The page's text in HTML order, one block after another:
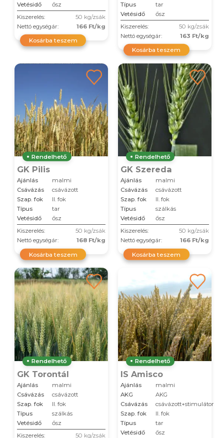
Vetésidő
ősz
Kiszerelés:
50 kg/zsák
Nettó egységár:
166 Ft/kg
Kosárba teszem
Típus
tar
Vetésidő
ősz
Kiszerelés:
50 kg/zsák
Nettó egységár:
163 Ft/kg
Kosárba teszem
Rendelhető
GK Pilis
Ajánlás
malmi
Csávázás
csávázott
Szap. fok
II. fok
Típus
tar
Vetésidő
ősz
Kiszerelés:
50 kg/zsák
Nettó egységár:
168 Ft/kg
Kosárba teszem
Rendelhető
GK Szereda
Ajánlás
malmi
Csávázás
csávázott
Szap. fok
II. fok
Típus
szálkás
Vetésidő
ősz
Kiszerelés:
50 kg/zsák
Nettó egységár:
166 Ft/kg
Kosárba teszem
Rendelhető
GK Torontál
Ajánlás
malmi
Csávázás
csávázott
Szap. fok
II. fok
Típus
szálkás
Vetésidő
ősz
Kiszerelés:
50 kg/zsák
Rendelhető
IS Amisco
Ajánlás
malmi
AKG
AKG
Csávázás
csávázott+stimulátor
Szap. fok
II. fok
Típus
tar
Vetésidő
ősz